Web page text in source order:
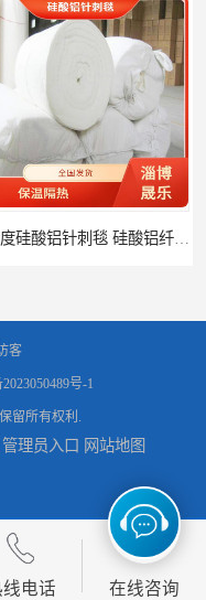
瓷纤维毯 硅酸铝纤维毯
客
号-1
保留所有权利.
管理员入口 网站地图
电话 在线咨询